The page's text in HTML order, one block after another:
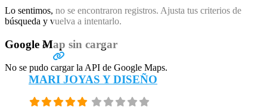
Lo sentimos, no se encontraron registros. Ajusta tus criterios de
búsqueda y vuelva a intentarlo.
Google Map sin cargar
No se pudo cargar la API de Google Maps.
MARI JOYAS Y DISEÑO